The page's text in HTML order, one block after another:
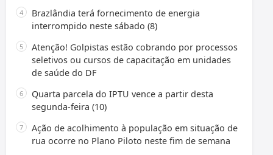
Brazlândia terá fornecimento de energia
interrompido neste sábado (8)
Atenção! Golpistas estão cobrando por processos
seletivos ou cursos de capacitação em unidades
de saúde do DF
Quarta parcela do IPTU vence a partir desta
segunda-feira (10)
Ação de acolhimento à população em situação de
rua ocorre no Plano Piloto neste fim de semana